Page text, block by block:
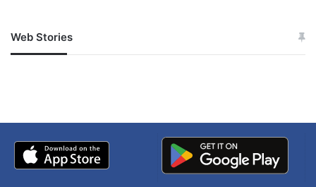
Web Stories
जम्मू-कश्मीर में बारिश से
अपडेट
खाई में धक्का… आरोपियों ने